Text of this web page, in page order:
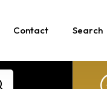
Contact Search